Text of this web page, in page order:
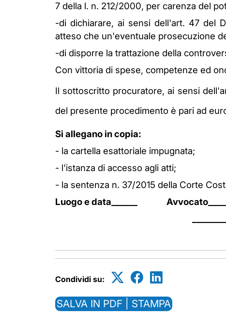
7 della l. n. 212/2000, per carenza del
-di dichiarare, ai sensi dell'art. 47 del
atteso che un'eventuale prosecuzione
-di disporre la trattazione della
Con vittoria di spese, competenze ed
Il sottoscritto procuratore, ai sensi
del presente procedimento è pari ad
Si allegano in copia:
- la cartella esattoriale impugnata;
- l'istanza di accesso agli atti;
- la sentenza n. 37/2015 della Corte
Luogo e data______
Condividi su:
SALVA IN PDF | STAMPA